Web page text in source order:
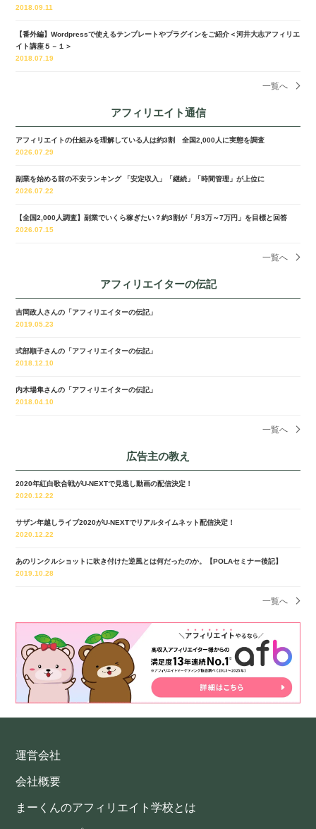
2018.09.11
【番外編】Wordpressで使えるテンプレートやプラグインをご紹介＜河井大志アフィリエ
イト講座５－１＞
2018.07.19
一覧へ
アフィリエイト通信
アフィリエイトの仕組みを理解している人は約3割 全国2,000人に実態を調査
2026.07.29
副業を始める前の不安ランキング 「安定収入」「継続」「時間管理」が上位に
2026.07.22
【全国2,000人調査】副業でいくら稼ぎたい？約3割が「月3万～7万円」を目標と回答
2026.07.15
一覧へ
アフィリエイターの伝記
吉岡政人さんの「アフィリエイターの伝記」
2019.05.23
式部順子さんの「アフィリエイターの伝記」
2018.12.10
内木場隼さんの「アフィリエイターの伝記」
2018.04.10
一覧へ
広告主の教え
2020年紅白歌合戦がU-NEXTで見逃し動画の配信決定！
2020.12.22
サザン年越しライブ2020がU-NEXTでリアルタイムネット配信決定！
2020.12.22
あのリンクルショットに吹き付けた逆風とは何だったのか。【POLAセミナー後記】
2019.10.28
一覧へ
運営会社
会社概要
まーくんのアフィリエイト学校とは